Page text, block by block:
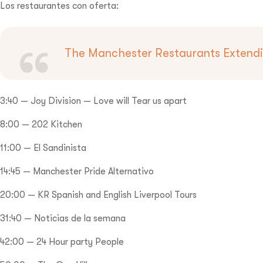
Los restaurantes con oferta:
The Manchester Restaurants
3:40 — Joy Division — Love will Tear us apart
8:00 — 202 Kitchen
11:00 — El Sandinista
14:45 — Manchester Pride Alternativo
20:00 — KR Spanish and English Liverpool Tours
31:40 — Noticias de la semana
42:00 — 24 Hour party People